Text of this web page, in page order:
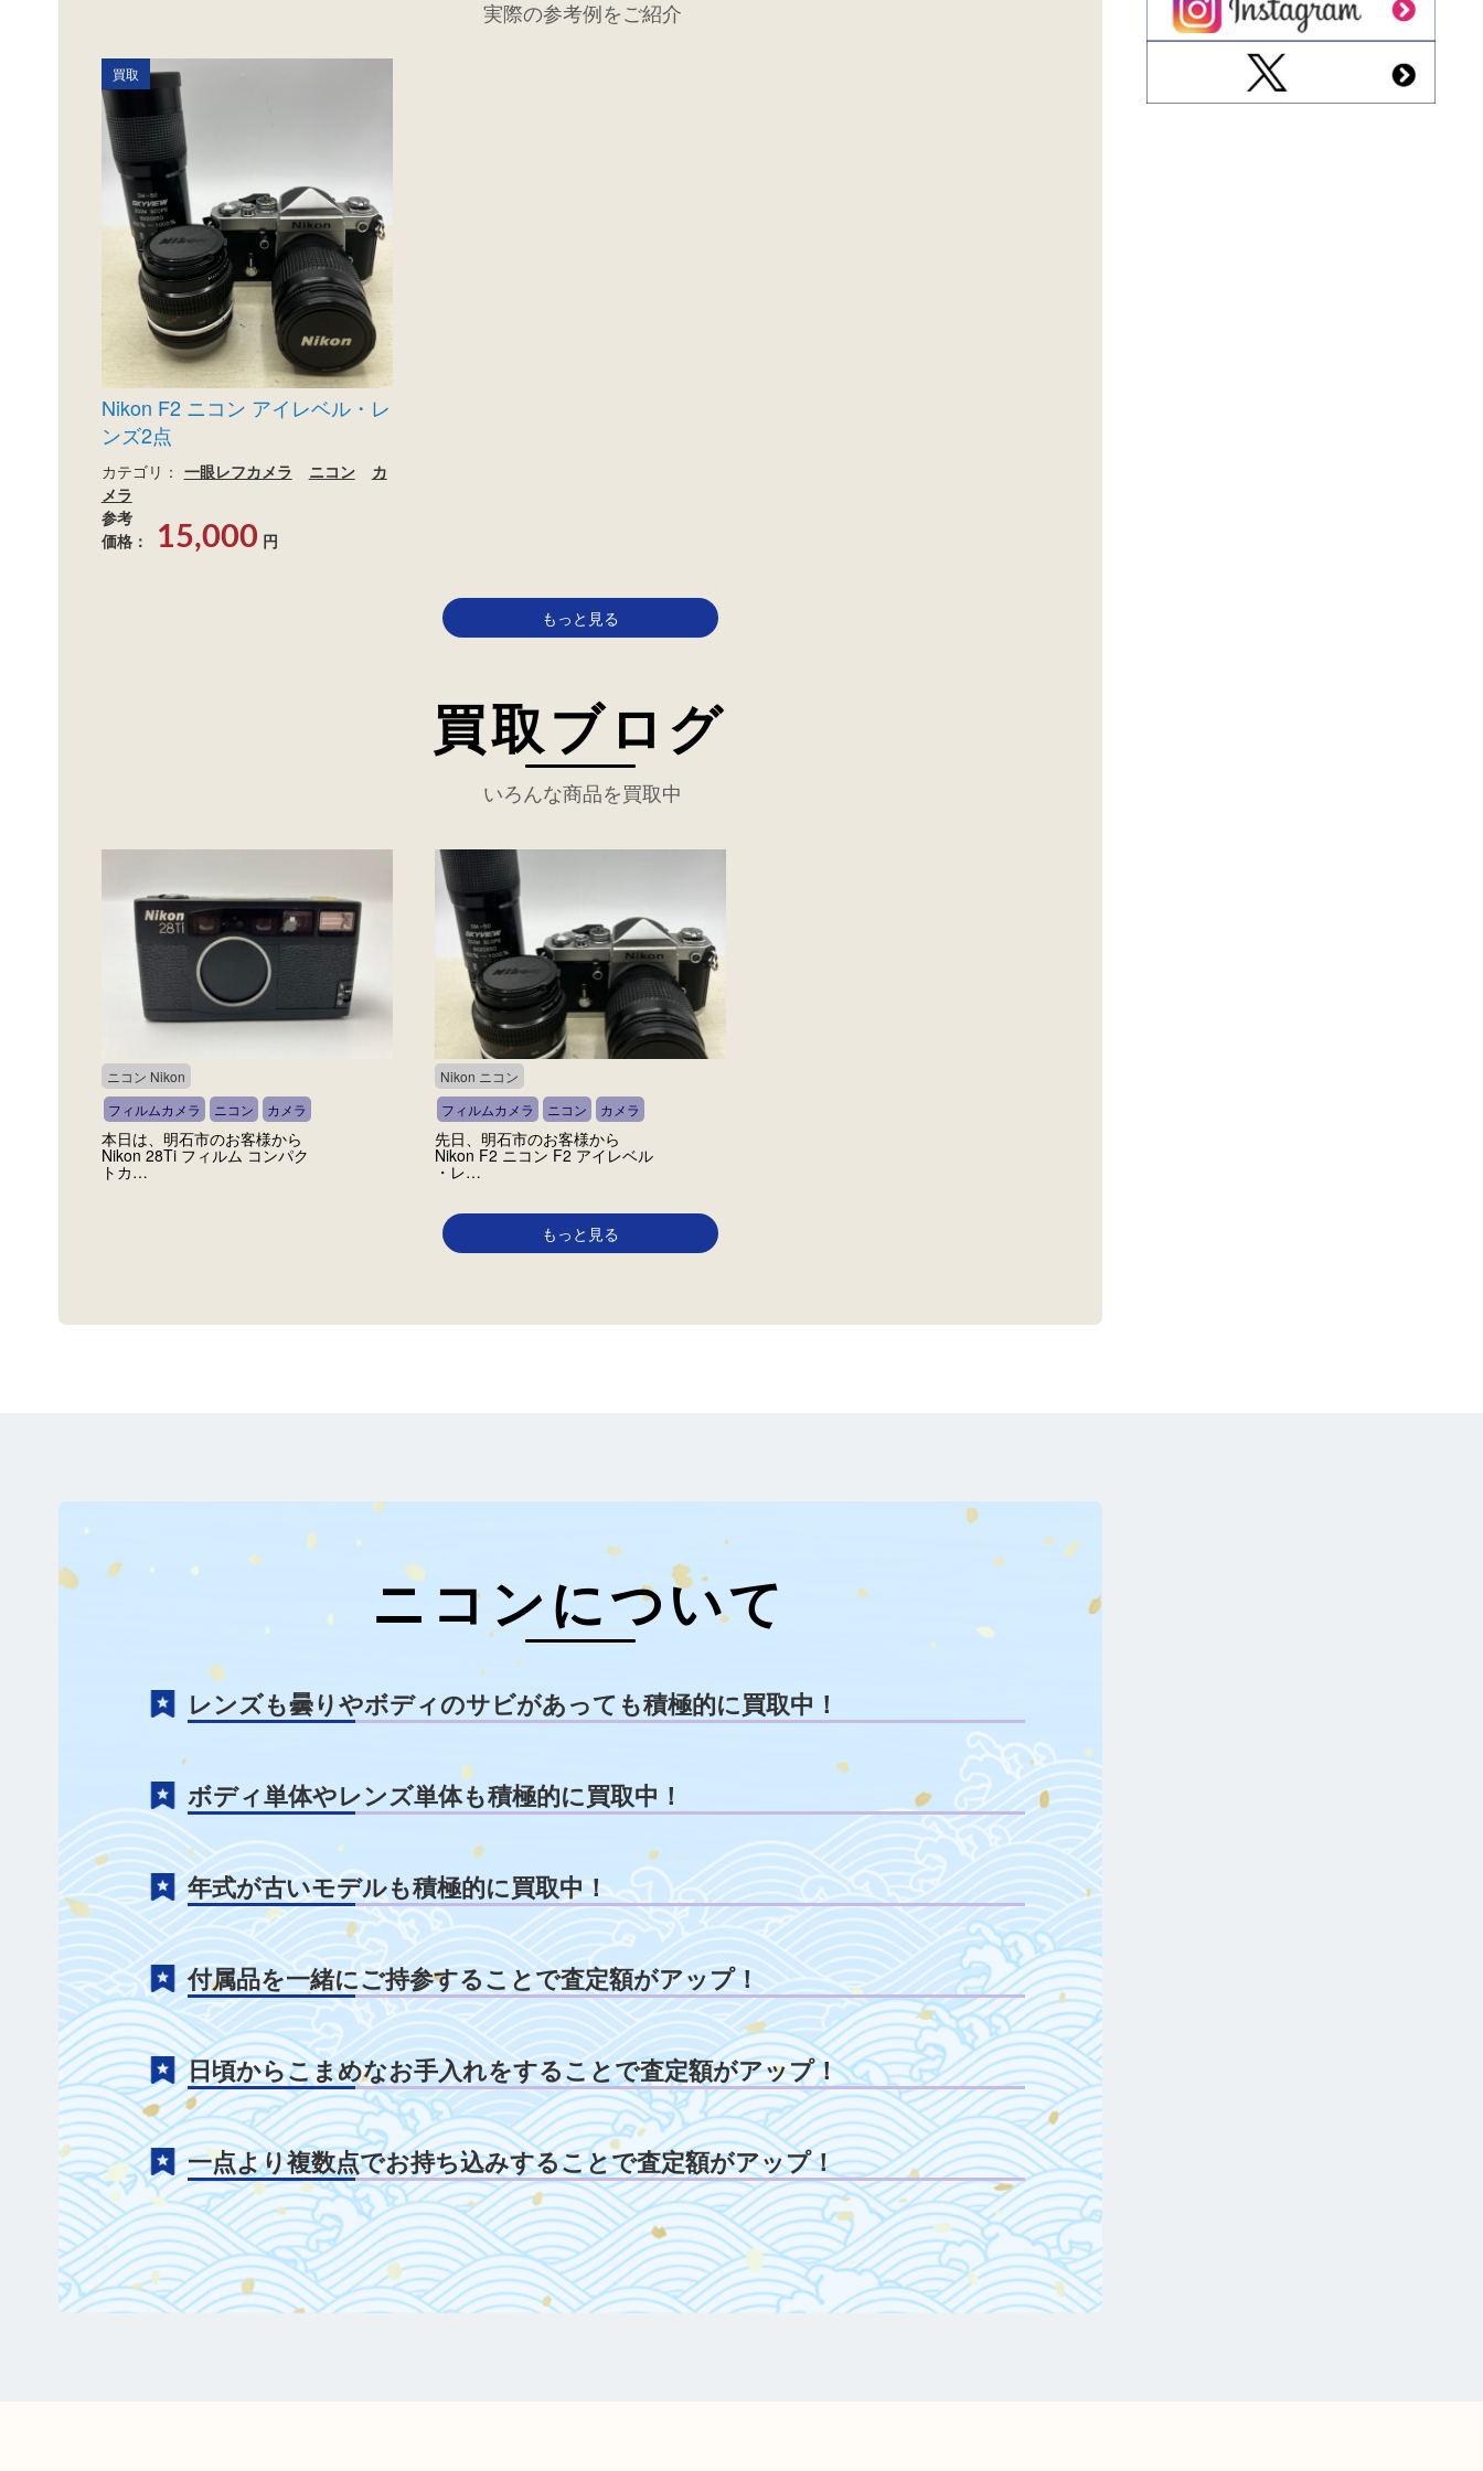
実際の参考例をご紹介
買取
Nikon F2 ニコン アイレベル・レ
ンズ2点
カテゴリ： 一眼レフカメラ ニコン
カ
メラ
参考
価格：
15,000 円
もっと見る
買取ブログ
いろんな商品を買取中
ニコン Nikon
フィルムカメラ
ニコン カメラ
本日は、明石市のお客様から
Nikon 28Ti フィルム コンパク
トカ…
Nikon ニコン
フィルムカメラ
ニコン カメラ
先日、明石市のお客様から
Nikon F2 ニコン F2 アイレベル
・レ…
もっと見る
ニコンについて
レンズも曇りやボディのサビがあっても積極的に買取中！
ボディ単体やレンズ単体も積極的に買取中！
年式が古いモデルも積極的に買取中！
付属品を一緒にご持参することで査定額がアップ！
日頃からこまめなお手入れをすることで査定額がアップ！
一点より複数点でお持ち込みすることで査定額がアップ！